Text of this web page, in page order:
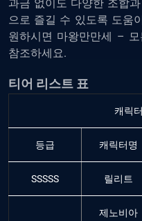
과금 없이도 다양한 조합과
으로 즐길 수 있도록 도움
원하시면 마왕만만세 –
참조하세요.
티어 리스트 표
캐릭
등급 캐릭터명
SSSSS 릴리트
제노비아